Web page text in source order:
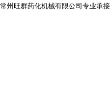
旺群药化机械有限公司专业